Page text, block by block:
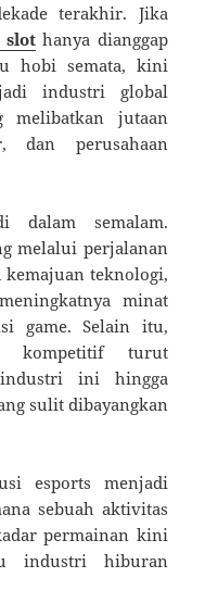
terakhir. Jika
slot hanya dianggap
hobi semata, kini
industri global
jutaan
dan perusahaan
dalam semalam.
melalui perjalanan
teknologi,
minat
game. Selain itu,
kompetitif turut
industri ini hingga
sulit dibayangkan
esports menjadi
sebuah aktivitas
permainan kini
industri hiburan